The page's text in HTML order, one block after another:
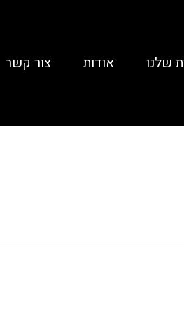
שלנו אודות צור קשר